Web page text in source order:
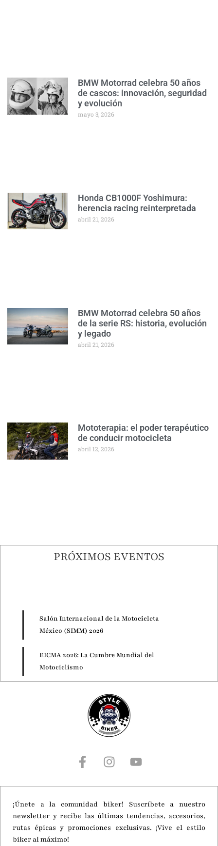
BMW Motorrad celebra 50 años
de cascos: innovación, seguridad
y evolución
mayo 3, 2026
Honda CB1000F Yoshimura:
herencia racing reinterpretada
abril 21, 2026
BMW Motorrad celebra 50 años
de la serie RS: historia, evolución
y legado
abril 21, 2026
Mototerapia: el poder terapéutico
de conducir motocicleta
abril 12, 2026
PRÓXIMOS EVENTOS
Salón Internacional de la Motocicleta
México (SIMM) 2026
EICMA 2026: La Cumbre Mundial del
Motociclismo
¡Únete a la comunidad biker! Suscríbete a nuestro
newsletter y recibe las últimas tendencias, accesorios,
rutas épicas y promociones exclusivas. ¡Vive el estilo
biker al máximo!